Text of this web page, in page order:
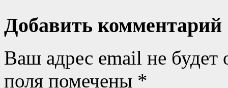
Добавить комментарий
Ваш адрес email не будет
поля помечены *